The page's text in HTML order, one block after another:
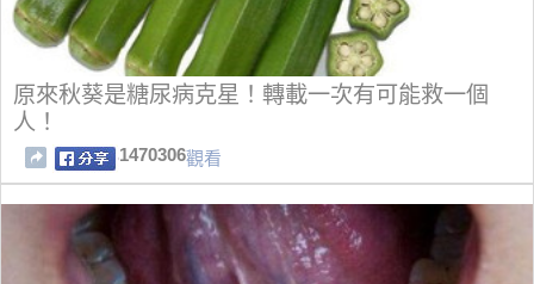
原來秋葵是糖尿病克星！轉載一次有可能救一個
人！
1470306觀看